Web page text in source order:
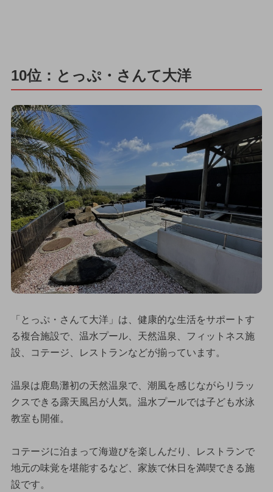
10位：とっぷ・さんて大洋
「とっぷ・さんて大洋」は、健康的な生活をサポートす
る複合施設で、温水プール、天然温泉、フィットネス施
設、コテージ、レストランなどが揃っています。
温泉は鹿島灘初の天然温泉で、潮風を感じながらリラッ
クスできる露天風呂が人気。温水プールでは子ども水泳
教室も開催。
コテージに泊まって海遊びを楽しんだり、レストランで
地元の味覚を堪能するなど、家族で休日を満喫できる施
設です。